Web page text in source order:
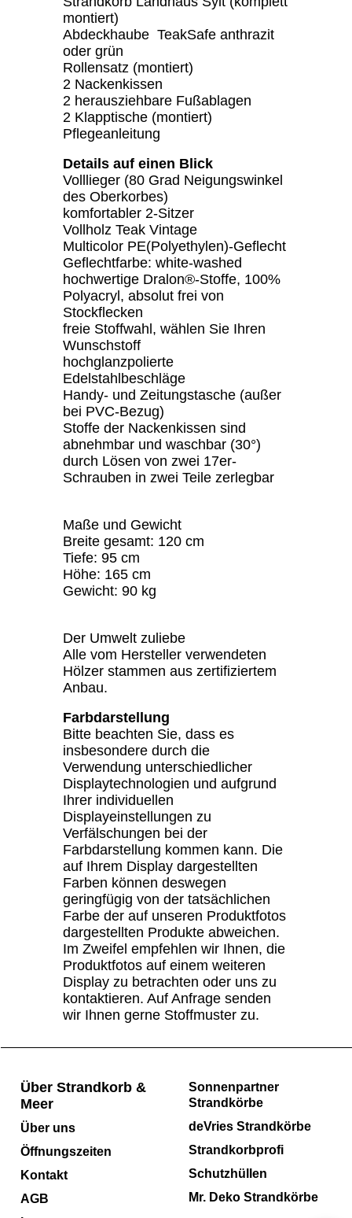
montiert)
Abdeckhaube TeakSafe anthrazit
oder grün
Rollensatz (montiert)
2 Nackenkissen
2 herausziehbare Fußablagen
2 Klapptische (montiert)
Pflegeanleitung
Details auf einen Blick
Volllieger (80 Grad Neigungswinkel
des Oberkorbes)
komfortabler 2-Sitzer
Vollholz Teak Vintage
Multicolor PE(Polyethylen)-Geflecht
Geflechtfarbe: white-washed
hochwertige Dralon®-Stoffe, 100%
Polyacryl, absolut frei von
Stockflecken
freie Stoffwahl, wählen Sie Ihren
Wunschstoff
hochglanzpolierte
Edelstahlbeschläge
Handy- und Zeitungstasche (außer
bei PVC-Bezug)
Stoffe der Nackenkissen sind
abnehmbar und waschbar (30°)
durch Lösen von zwei 17er-
Schrauben in zwei Teile zerlegbar
Maße und Gewicht
Breite gesamt: 120 cm
Tiefe: 95 cm
Höhe: 165 cm
Gewicht: 90 kg
Der Umwelt zuliebe
Alle vom Hersteller verwendeten
Hölzer stammen aus zertifiziertem
Anbau.
Farbdarstellung
Bitte beachten Sie, dass es
insbesondere durch die
Verwendung unterschiedlicher
Displaytechnologien und aufgrund
Ihrer individuellen
Displayeinstellungen zu
Verfälschungen bei der
Farbdarstellung kommen kann. Die
auf Ihrem Display dargestellten
Farben können deswegen
geringfügig von der tatsächlichen
Farbe der auf unseren Produktfotos
dargestellten Produkte abweichen.
Im Zweifel empfehlen wir Ihnen, die
Produktfotos auf einem weiteren
Display zu betrachten oder uns zu
kontaktieren. Auf Anfrage senden
wir Ihnen gerne Stoffmuster zu.
Sonnenpartner
Strandkörbe
deVries Strandkörbe
Strandkorbprofi
Schutzhüllen
Mr. Deko Strandkörbe
Über Strandkorb &
Meer
Über uns
Öffnungszeiten
Kontakt
AGB